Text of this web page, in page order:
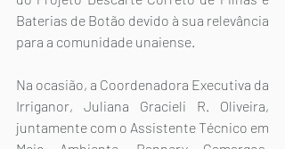
Baterias de Botão devido à sua relevância
para a comunidade unaiense.
Na ocasião, a Coordenadora Executiva da
Irriganor, Juliana Gracieli R. Oliveira,
juntamente com o Assistente Técnico em